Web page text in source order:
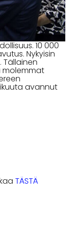
10 000
Nykyisin
molemmat
avannut
TÄSTÄ